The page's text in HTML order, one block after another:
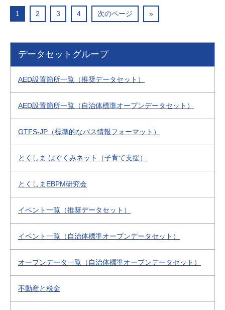
1 2 3 4 次のページ »
データセットグループ
AED設置箇所一覧（推奨データセット）
AED設置箇所一覧（自治体標準オープンデータセット）
GTFS-JP（標準的なバス情報フォーマット）
とくしま はぐくみネット（子育て支援）
とくしまEBPM研究会
イベント一覧（推奨データセット）
イベント一覧（自治体標準オープンデータセット）
オープンデータ一覧（自治体標準オープンデータセット）
不動産と税金